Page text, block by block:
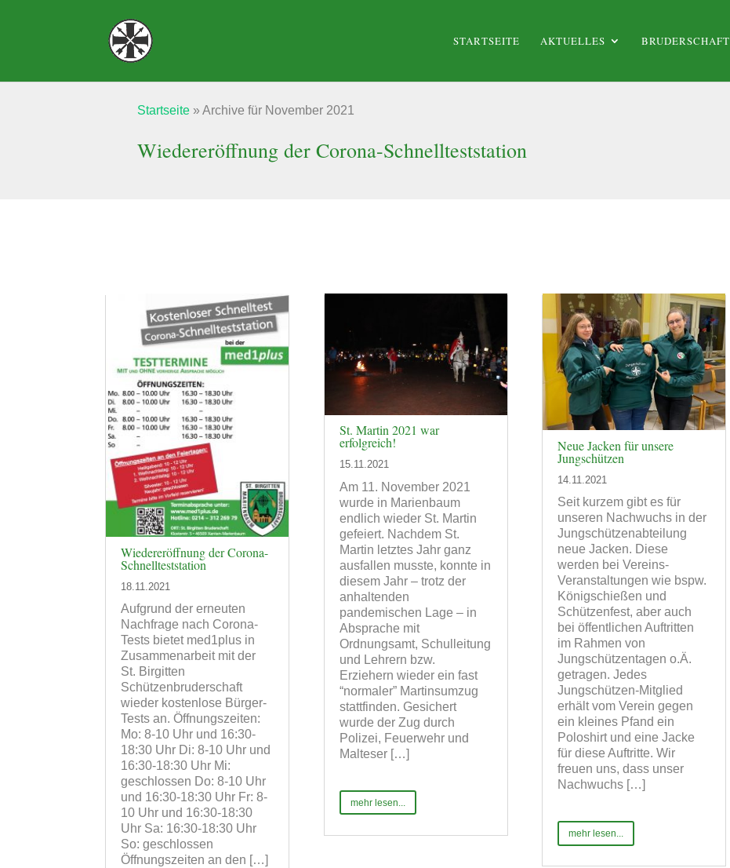
STARTSEITE AKTUELLES BRUDERSCHAFT
Startseite»Archive für November 2021
Wiedereröffnung der Corona-Schnellteststation
Wiedereröffnung der Corona-
Schnellteststation
18.11.2021
Aufgrund der erneuten
Nachfrage nach Corona-
Tests bietet med1plus in
Zusammenarbeit mit der
St. Birgitten
Schützenbruderschaft
wieder kostenlose Bürger-
Tests an. Öffnungszeiten:
Mo: 8-10 Uhr und 16:30-
18:30 Uhr Di: 8-10 Uhr und
16:30-18:30 Uhr Mi:
geschlossen Do: 8-10 Uhr
und 16:30-18:30 Uhr Fr: 8-
10 Uhr und 16:30-18:30
Uhr Sa: 16:30-18:30 Uhr
So: geschlossen
Öffnungszeiten an den […]
St. Martin 2021 war
erfolgreich!
15.11.2021
Am 11. November 2021
wurde in Marienbaum
endlich wieder St. Martin
gefeiert. Nachdem St.
Martin letztes Jahr ganz
ausfallen musste, konnte in
diesem Jahr – trotz der
anhaltenden
pandemischen Lage – in
Absprache mit
Ordnungsamt, Schulleitung
und Lehrern bzw.
Erziehern wieder ein fast
“normaler” Martinsumzug
stattfinden. Gesichert
wurde der Zug durch
Polizei, Feuerwehr und
Malteser […]
mehr lesen...
Neue Jacken für unsere
Jungschützen
14.11.2021
Seit kurzem gibt es für
unseren Nachwuchs in der
Jungschützenabteilung
neue Jacken. Diese
werden bei Vereins-
Veranstaltungen wie bspw.
Königschießen und
Schützenfest, aber auch
bei öffentlichen Auftritten
im Rahmen von
Jungschützentagen o.Ä.
getragen. Jedes
Jungschützen-Mitglied
erhält vom Verein gegen
ein kleines Pfand ein
Poloshirt und eine Jacke
für diese Auftritte. Wir
freuen uns, dass unser
Nachwuchs […]
mehr lesen...